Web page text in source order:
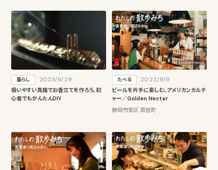
暮らし
2023/9/29
扱いやすい真鍮でお香立てを作ろう。初
心者でもかんたんDIY
たべる
2022/9/9
ビールを片手に楽しむ、アメリカンカルチ
ャー／Golden Nectar
静岡市葵区 両替町